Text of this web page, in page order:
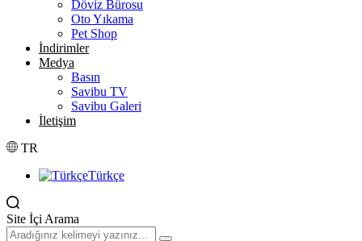
Döviz Bürosu
Oto Yıkama
Pet Shop
İndirimler
Medya
Basın
Savibu TV
Savibu Galeri
İletişim
TR
Türkçe
Site İçi Arama